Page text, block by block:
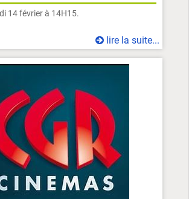
14 février à 14H15.
lire la suite...